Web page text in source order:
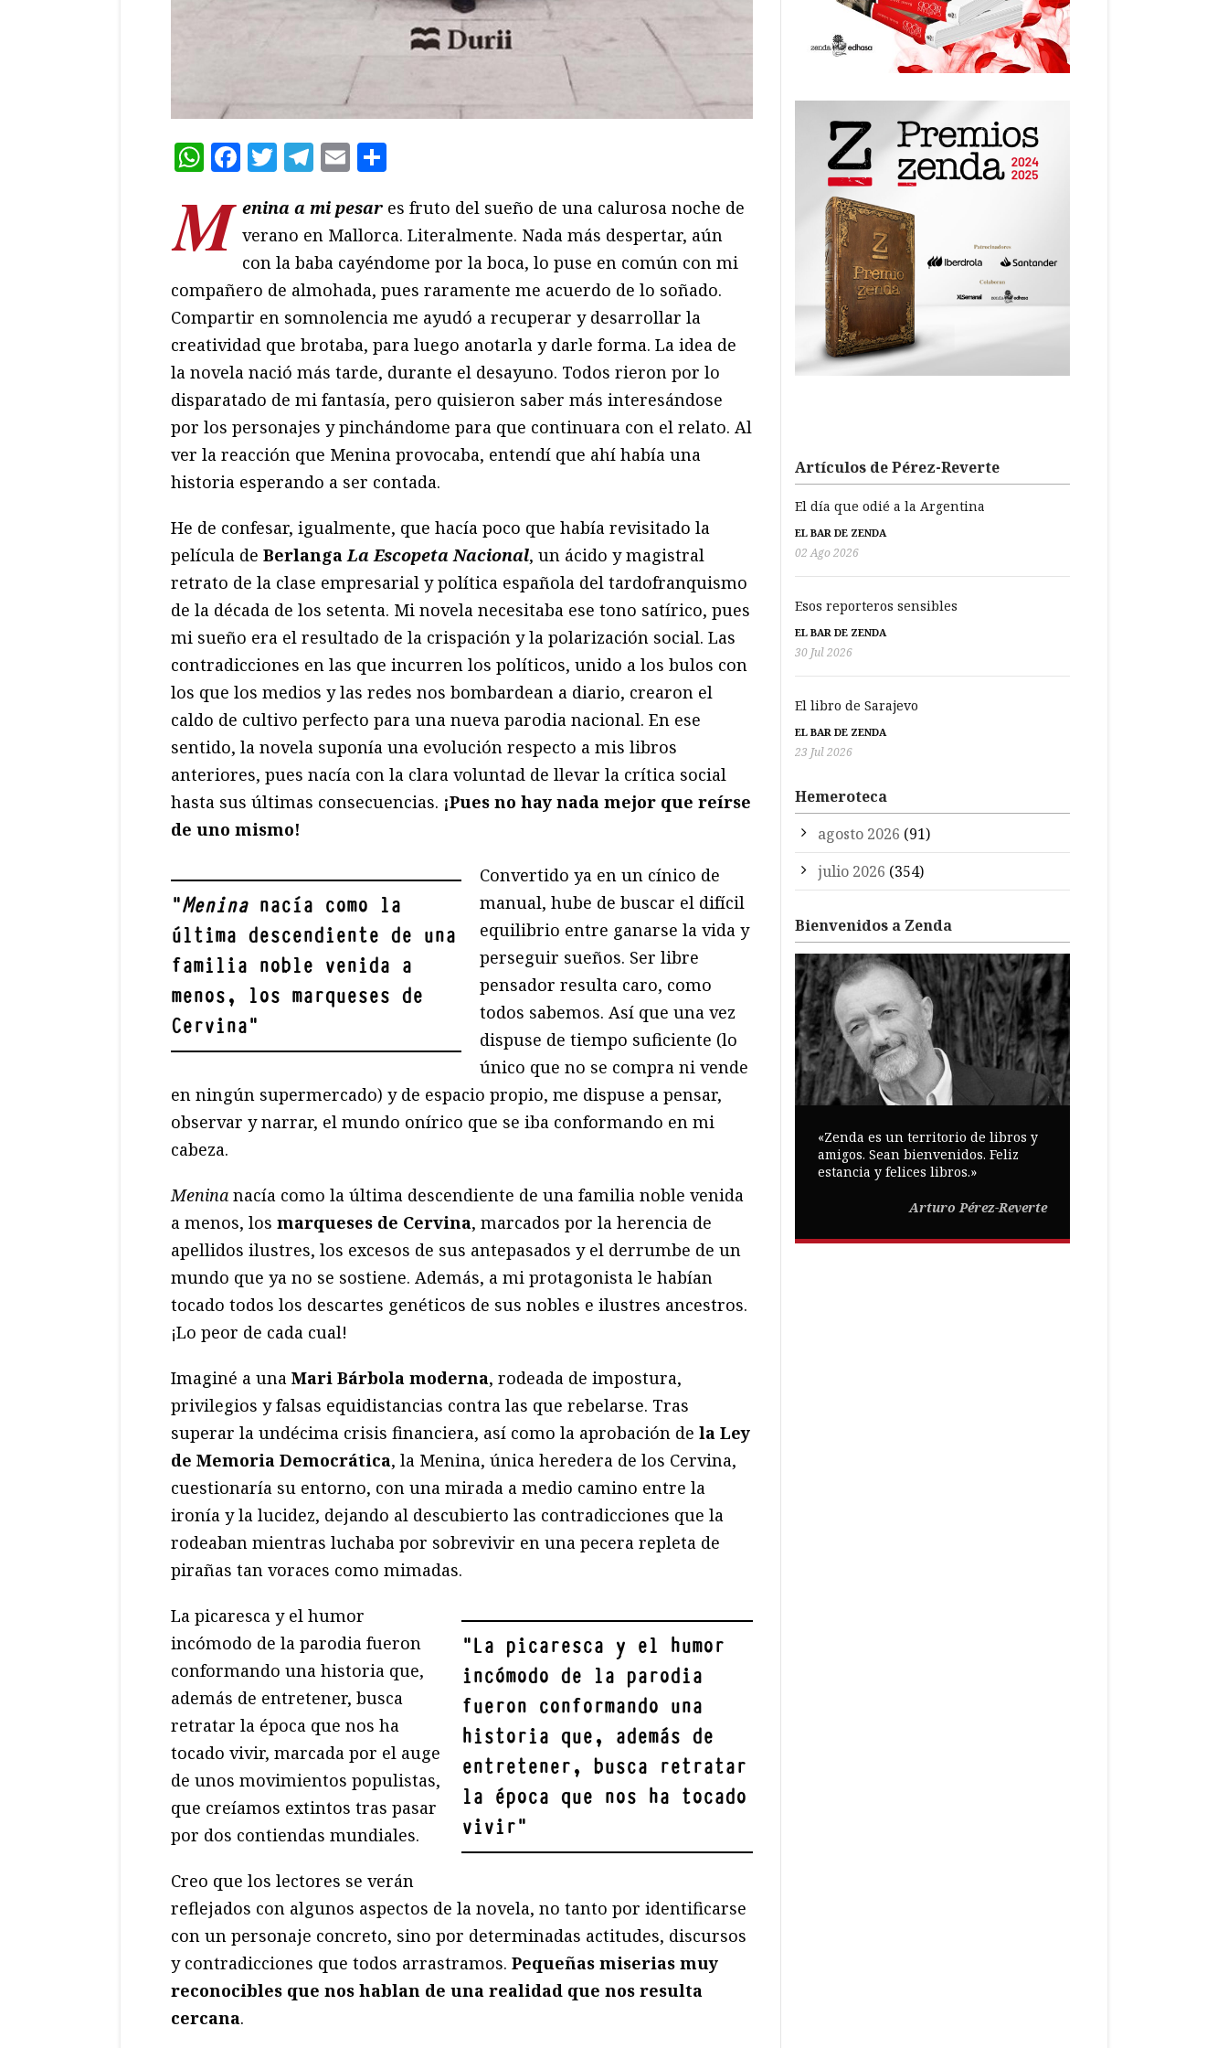
WhatsApp
Facebook
Twitter
Telegram
Email
M enina a mi pesar es fruto del sueño de una calurosa noche de
verano en Mallorca. Literalmente. Nada más despertar, aún
con la baba cayéndome por la boca, lo puse en común con mi
compañero de almohada, pues raramente me acuerdo de lo soñado.
Compartir en somnolencia me ayudó a recuperar y desarrollar la
creatividad que brotaba, para luego anotarla y darle forma. La idea de
la novela nació más tarde, durante el desayuno. Todos rieron por lo
disparatado de mi fantasía, pero quisieron saber más interesándose
por los personajes y pinchándome para que continuara con el relato. Al
ver la reacción que Menina provocaba, entendí que ahí había una
historia esperando a ser contada.
He de confesar, igualmente, que hacía poco que había revisitado la
película de Berlanga La Escopeta Nacional, un ácido y magistral
retrato de la clase empresarial y política española del tardofranquismo
de la década de los setenta. Mi novela necesitaba ese tono satírico, pues
mi sueño era el resultado de la crispación y la polarización social. Las
contradicciones en las que incurren los políticos, unido a los bulos con
los que los medios y las redes nos bombardean a diario, crearon el
caldo de cultivo perfecto para una nueva parodia nacional. En ese
sentido, la novela suponía una evolución respecto a mis libros
anteriores, pues nacía con la clara voluntad de llevar la crítica social
hasta sus últimas consecuencias. ¡Pues no hay nada mejor que reírse
de uno mismo!
"Meninanacía como la
última descendiente de una
familia noble venida a
menos, los marqueses de
Cervina"
Convertido ya en un cínico de
manual, hube de buscar el difícil
equilibrio entre ganarse la vida y
perseguir sueños. Ser libre
pensador resulta caro, como
todos sabemos. Así que una vez
dispuse de tiempo suficiente (lo
único que no se compra ni vende
en ningún supermercado) y de espacio propio, me dispuse a pensar,
observar y narrar, el mundo onírico que se iba conformando en mi
cabeza.
Menina nacía como la última descendiente de una familia noble venida
a menos, los marqueses de Cervina, marcados por la herencia de
apellidos ilustres, los excesos de sus antepasados y el derrumbe de un
mundo que ya no se sostiene. Además, a mi protagonista le habían
tocado todos los descartes genéticos de sus nobles e ilustres ancestros.
¡Lo peor de cada cual!
Imaginé a una Mari Bárbola moderna, rodeada de impostura,
privilegios y falsas equidistancias contra las que rebelarse. Tras
superar la undécima crisis financiera, así como la aprobación de la Ley
de Memoria Democrática, la Menina, única heredera de los Cervina,
cuestionaría su entorno, con una mirada a medio camino entre la
ironía y la lucidez, dejando al descubierto las contradicciones que la
rodeaban mientras luchaba por sobrevivir en una pecera repleta de
pirañas tan voraces como mimadas.
"La picaresca y el humor
incómodo de la parodia
fueron conformando una
historia que, además de
entretener, busca retratar
la época que nos ha tocado
vivir"
La picaresca y el humor
incómodo de la parodia fueron
conformando una historia que,
además de entretener, busca
retratar la época que nos ha
tocado vivir, marcada por el auge
de unos movimientos populistas,
que creíamos extintos tras pasar
por dos contiendas mundiales.
Creo que los lectores se verán
reflejados con algunos aspectos de la novela, no tanto por identificarse
con un personaje concreto, sino por determinadas actitudes, discursos
y contradicciones que todos arrastramos. Pequeñas miserias muy
reconocibles que nos hablan de una realidad que nos resulta
cercana.
Artículos de Pérez-Reverte
El día que odié a la Argentina
EL BAR DE ZENDA
02 Ago 2026
Esos reporteros sensibles
EL BAR DE ZENDA
30 Jul 2026
El libro de Sarajevo
EL BAR DE ZENDA
23 Jul 2026
Hemeroteca
agosto 2026 (91)
julio 2026 (354)
Bienvenidos a Zenda
«Zenda es un territorio de libros y
amigos. Sean bienvenidos. Feliz
estancia y felices libros.»
Arturo Pérez-Reverte